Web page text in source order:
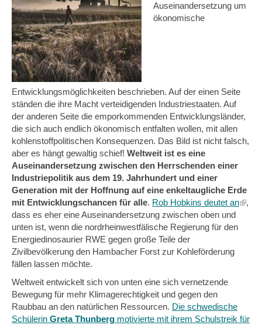
Auseinandersetzung um
ökonomische
Entwicklungsmöglichkeiten beschrieben. Auf der einen Seite
ständen die ihre Macht verteidigenden Industriestaaten. Auf
der anderen Seite die emporkommenden Entwicklungsländer,
die sich auch endlich ökonomisch entfalten wollen, mit allen
kohlenstoffpolitischen Konsequenzen. Das Bild ist nicht falsch,
aber es hängt gewaltig schief! Weltweit ist es eine
Auseinandersetzung zwischen den Herrschenden einer
Industriepolitik aus dem 19. Jahrhundert und einer
Generation mit der Hoffnung auf eine enkeltaugliche Erde
mit Entwicklungschancen für alle. Rob Hobkins deutet an(link
,
dass es eher eine Auseinandersetzung zwischen oben und
unten ist, wenn die nordrheinwestfälische Regierung für den
Energiedinosaurier RWE gegen große Teile der
Zivilbevölkerung den Hambacher Forst zur Kohleförderung
fällen lassen möchte.
Weltweit entwickelt sich von unten eine sich vernetzende
Bewegung für mehr Klimagerechtigkeit und gegen den
Raubbau an den natürlichen Ressourcen. Die schwedische
Schülerin Greta Thunberg motivierte mit ihrem Schulstreik für